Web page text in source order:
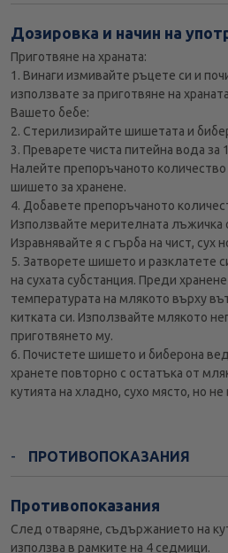
Дозировка и начин на
Приготвяне на храната:
1. Винаги измивайте ръцете си и
използвате за приготвяне на
Вашето бебе:
2. Стерилизирайте шишетата и
3. Преварете чиста питейна вода за
Налейте препоръчаното
шишето за хранене.
4. Добавете препоръчаното
Използвайте мерителната лъжичка
Изравнявайте я с гърба на чист, сух
5. Затворете шишето и разклатете
на сухата субстанция. Преди
температурата на млякото върху
китката си. Използвайте млякото
приготвянето му.
6. Почистете шишето и биберона
хранете повторно с остатъка от
кутията на хладно, сухо място, но
ПРОТИВОПОКАЗАНИЯ
Противопоказания
След отваряне, съдържанието на
използва в рамките на 4 седмици.